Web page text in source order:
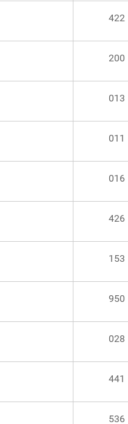
422
200
013
011
016
426
153
950
028
441
536